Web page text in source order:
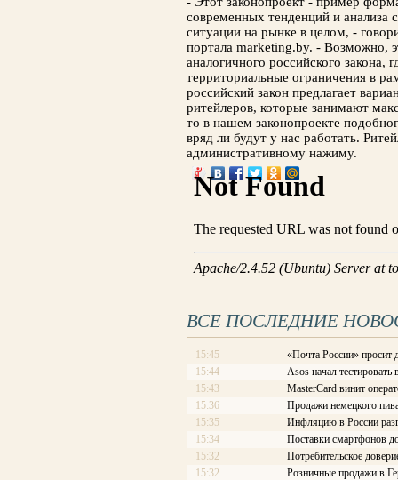
современных тенденций и анализа
ситуации на рынке в целом, -
портала marketing.by. - Возможно,
аналогичного российского закона,
территориальные ограничения в
российский закон предлагает
ритейлеров, которые занимают
то в нашем законопроекте
вряд ли будут у нас работать.
административному нажиму.
ВСЕ ПОСЛЕДНИЕ
15:45
«Почта России» просит
15:44
Asos начал
15:43
MasterCard винит
15:36
Продажи немецкого
15:35
Инфляцию в России
15:34
Поставки смартфонов
15:32
Потребительское
15:32
Розничные продажи в